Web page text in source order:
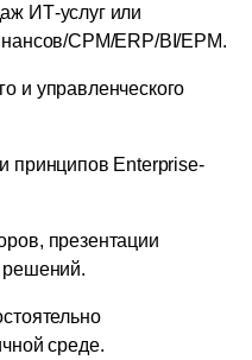
ИТ-услуг или
CPM/ERP/BI/EPM.
и управленческого
принципов Enterprise-
презентации
решений.
среде.